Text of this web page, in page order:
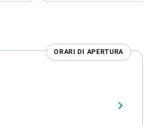
ORARI DI APERTURA
keyboard_arrow_right